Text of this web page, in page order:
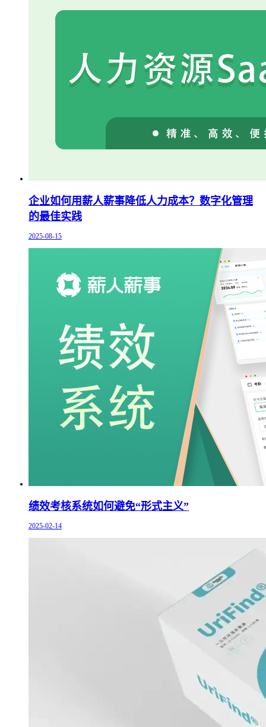
企业如何用薪人薪事降低人力成本？数字化管理
的最佳实践
2025-08-15
绩效考核系统如何避免“形式主义”
2025-02-14